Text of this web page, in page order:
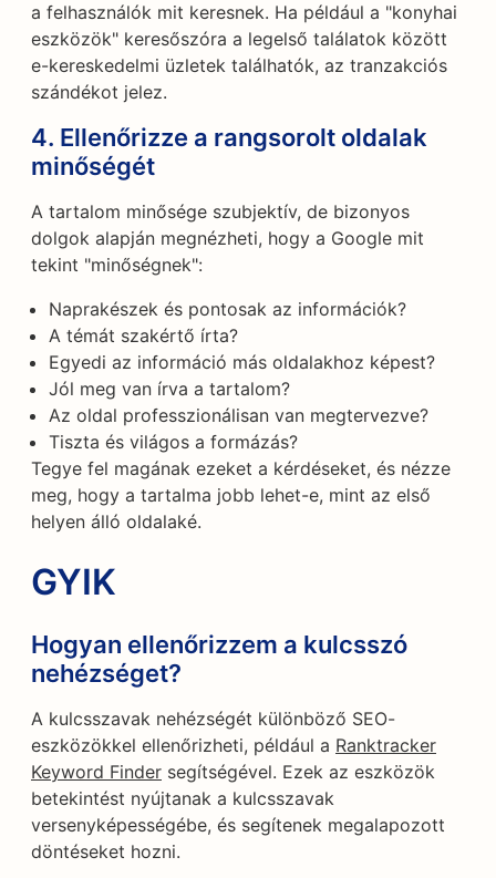
a felhasználók mit keresnek. Ha például a "konyhai
eszközök" keresőszóra a legelső találatok között
e-kereskedelmi üzletek találhatók, az tranzakciós
szándékot jelez.
4. Ellenőrizze a rangsorolt oldalak
minőségét
A tartalom minősége szubjektív, de bizonyos
dolgok alapján megnézheti, hogy a Google mit
tekint "minőségnek":
Naprakészek és pontosak az információk?
A témát szakértő írta?
Egyedi az információ más oldalakhoz képest?
Jól meg van írva a tartalom?
Az oldal professzionálisan van megtervezve?
Tiszta és világos a formázás?
Tegye fel magának ezeket a kérdéseket, és nézze
meg, hogy a tartalma jobb lehet-e, mint az első
helyen álló oldalaké.
GYIK
Hogyan ellenőrizzem a kulcsszó
nehézséget?
A kulcsszavak nehézségét különböző SEO-
eszközökkel ellenőrizheti, például a Ranktracker
Keyword Finder segítségével. Ezek az eszközök
betekintést nyújtanak a kulcsszavak
versenyképességébe, és segítenek megalapozott
döntéseket hozni.